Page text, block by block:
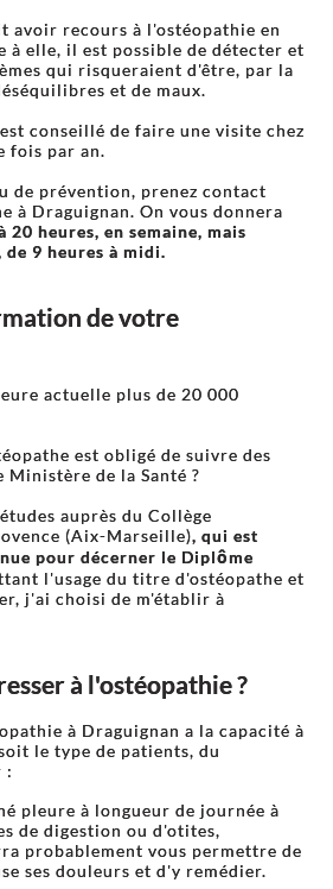
avoir recours à l'ostéopathie en
à elle, il est possible de détecter et
qui risqueraient d'être, par la
et de maux.
conseillé de faire une visite chez
fois par an.
de prévention, prenez contact
à Draguignan. On vous donnera
20 heures, en semaine, mais
de 9 heures à midi.
de votre
actuelle plus de 20 000
est obligé de suivre des
Ministère de la Santé ?
auprès du Collège
(Aix-Marseille), qui est
pour décerner le Diplôme
l'usage du titre d'ostéopathe et
j'ai choisi de m'établir à
à l'ostéopathie ?
à Draguignan a la capacité à
le type de patients, du
:
pleure à longueur de journée à
de digestion ou d'otites,
probablement vous permettre de
ses douleurs et d'y remédier.